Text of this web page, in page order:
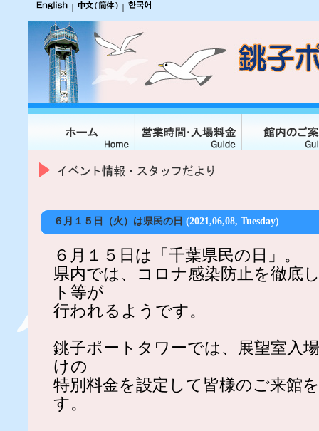
６月１５日（火）は県民の日 (2021,06,08, Tuesday)
６月１５日は「千葉県民の日」。
県内では、コロナ感染防止を徹底
ト等が
行われるようです。
銚子ポートタワーでは、展望室入
けの
特別料金を設定して皆様のご来館
す。